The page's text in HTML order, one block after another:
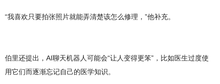
“我喜欢只要拍张照片就能弄清楚该怎么修理，”他补充。
伯里还提出，AI聊天机器人可能会“让人变得更笨”，比如医生过度使
用它们而逐渐忘记自己的医学知识。